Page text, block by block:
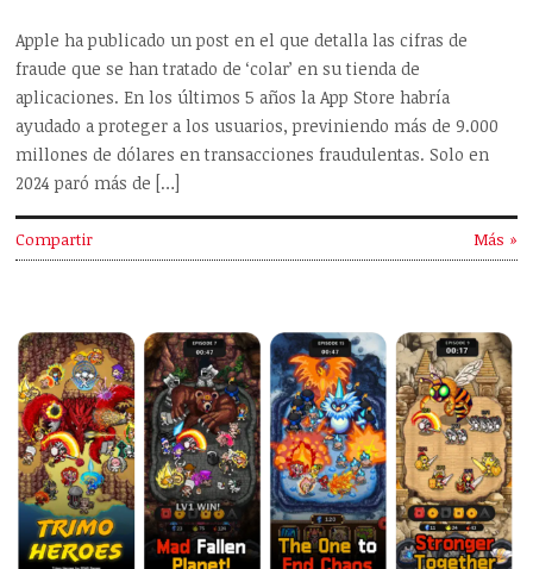
Apple ha publicado un post en el que detalla las cifras de
fraude que se han tratado de ‘colar’ en su tienda de
aplicaciones. En los últimos 5 años la App Store habría
ayudado a proteger a los usuarios, previniendo más de 9.000
millones de dólares en transacciones fraudulentas. Solo en
2024 paró más de […]
Compartir Más »